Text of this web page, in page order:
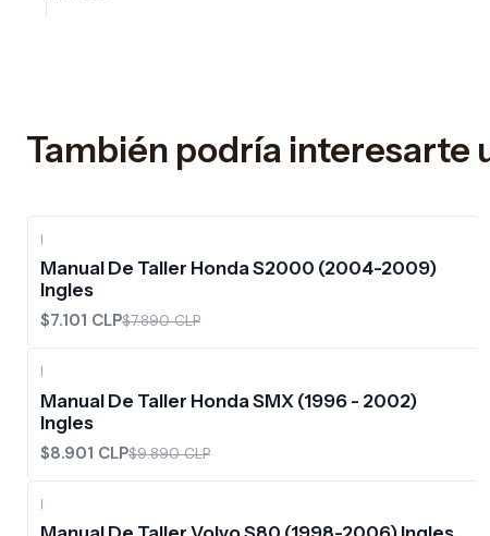
También podría interesarte
|
Manual De Taller Honda S2000 (2004-2009)
Ingles
$7.101 CLP$7.890 CLP
|
Manual De Taller Honda SMX (1996 - 2002)
Ingles
$8.901 CLP$9.890 CLP
|